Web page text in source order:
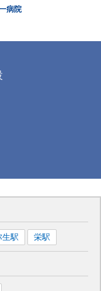
病院
生駅 栄駅